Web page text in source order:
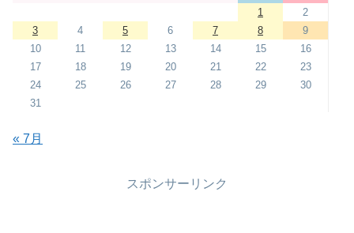
1
2
3
4 5 6 7 8
9
10
11 12 13 14 15
16
17
18 19 20 21 22
23
24
25 26 27 28 29
30
31
« 7月
スポンサーリンク